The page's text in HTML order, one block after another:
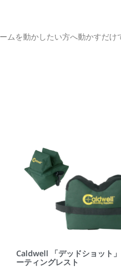
を動かしたい方へ動かすだけ
Caldwell 「デッドショット
ーティングレスト